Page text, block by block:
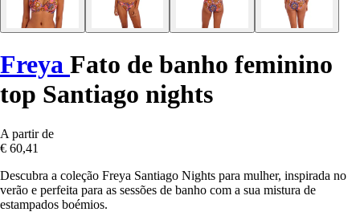
Freya Fato de banho feminino
top Santiago nights
A partir de
€ 60,41
Descubra a coleção Freya Santiago Nights para mulher, inspirada no
verão e perfeita para as sessões de banho com a sua mistura de
estampados boémios.